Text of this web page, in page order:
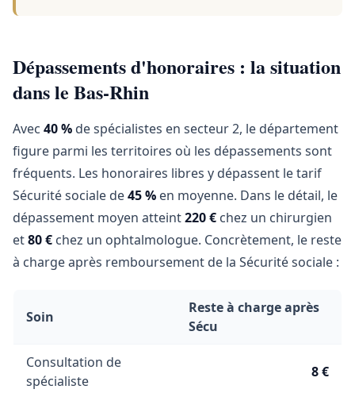
Dépassements d'honoraires : la situation
dans le Bas-Rhin
Avec 40 % de spécialistes en secteur 2, le département
figure parmi les territoires où les dépassements sont
fréquents. Les honoraires libres y dépassent le tarif
Sécurité sociale de45 % en moyenne. Dans le détail, le
dépassement moyen atteint220 € chez un chirurgien
et80 € chez un ophtalmologue. Concrètement, le reste
à charge après remboursement de la Sécurité sociale :
Soin
Reste à charge après
Sécu
Consultation de
spécialiste
8 €